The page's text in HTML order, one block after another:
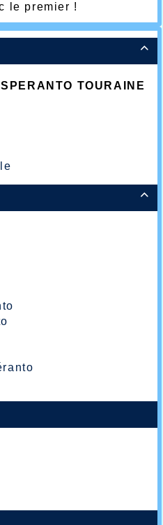

TOURAINE

le premier !